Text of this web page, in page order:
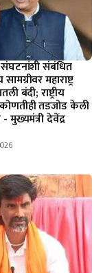
संबंधित
महाराष्ट्र
बंदी; राष्ट्रीय
तडजोड केली
मुख्यमंत्री देवेंद्र